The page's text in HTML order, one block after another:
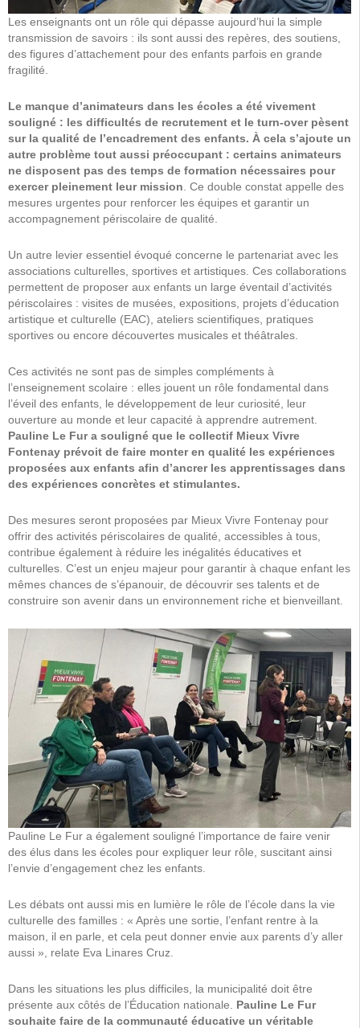
Les enseignants ont un rôle qui dépasse aujourd’hui la simple
transmission de savoirs : ils sont aussi des repères, des soutiens,
des figures d’attachement pour des enfants parfois en grande
fragilité.
Le manque d’animateurs dans les écoles a été vivement
souligné : les difficultés de recrutement et le turn-over pèsent
sur la qualité de l’encadrement des enfants. À cela s’ajoute un
autre problème tout aussi préoccupant : certains animateurs
ne disposent pas des temps de formation nécessaires pour
exercer pleinement leur mission . Ce double constat appelle des
mesures urgentes pour renforcer les équipes et garantir un
accompagnement périscolaire de qualité.
Un autre levier essentiel évoqué concerne le partenariat avec les
associations culturelles, sportives et artistiques. Ces collaborations
permettent de proposer aux enfants un large éventail d’activités
périscolaires : visites de musées, expositions, projets d’éducation
artistique et culturelle (EAC), ateliers scientifiques, pratiques
sportives ou encore découvertes musicales et théâtrales.
Ces activités ne sont pas de simples compléments à
l’enseignement scolaire : elles jouent un rôle fondamental dans
l’éveil des enfants, le développement de leur curiosité, leur
ouverture au monde et leur capacité à apprendre autrement.
Pauline Le Fur a souligné que le collectif Mieux Vivre
Fontenay prévoit de faire monter en qualité les expériences
proposées aux enfants afin d’ancrer les apprentissages dans
des expériences concrètes et stimulantes.
Des mesures seront proposées par Mieux Vivre Fontenay pour
offrir des activités périscolaires de qualité, accessibles à tous,
contribue également à réduire les inégalités éducatives et
culturelles. C’est un enjeu majeur pour garantir à chaque enfant les
mêmes chances de s’épanouir, de découvrir ses talents et de
construire son avenir dans un environnement riche et bienveillant.
Pauline Le Fur a également souligné l’importance de faire venir
des élus dans les écoles pour expliquer leur rôle, suscitant ainsi
l’envie d’engagement chez les enfants.
Les débats ont aussi mis en lumière le rôle de l’école dans la vie
culturelle des familles : « Après une sortie, l’enfant rentre à la
maison, il en parle, et cela peut donner envie aux parents d’y aller
aussi », relate Eva Linares Cruz.
Dans les situations les plus difficiles, la municipalité doit être
présente aux côtés de l’Éducation nationale. Pauline Le Fur
souhaite faire de la communauté éducative un véritable